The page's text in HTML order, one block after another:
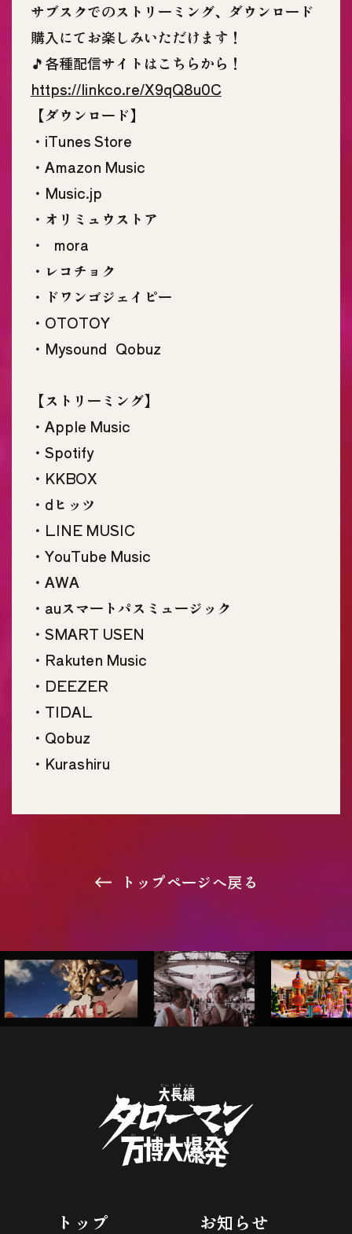
サブスクでのストリーミング、ダウンロード
購入にてお楽しみいただけます！
🎵各種配信サイトはこちらから！
https://linkco.re/X9qQ8u0C
【ダウンロード】
・iTunes Store
・Amazon Music
・Music.jp
・オリミュウストア
・ mora
・レコチョク
・ドワンゴジェイピー
・OTOTOY
・Mysound Qobuz
【ストリーミング】
・Apple Music
・Spotify
・KKBOX
・dヒッツ
・LINE MUSIC
・YouTube Music
・AWA
・auスマートパスミュージック
・SMART USEN
・Rakuten Music
・DEEZER
・TIDAL
・Qobuz
・Kurashiru
トップページへ戻る
トップ お知らせ